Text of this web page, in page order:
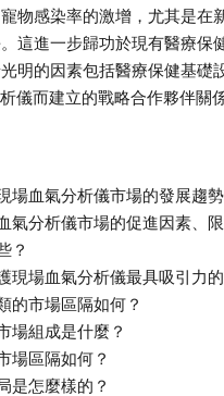
物感染率的激增，尤其是
這進一步歸功於現有醫療
明的因素包括醫療保健基
儀而建立的戰略合作夥伴關係
場血氣分析儀市場的發展趨
氣分析儀市場的促進因素、
？
現場血氣分析儀最具吸引力的
的市場區隔如何？
場組成是什麼？
場區隔如何？
是怎麼樣的？